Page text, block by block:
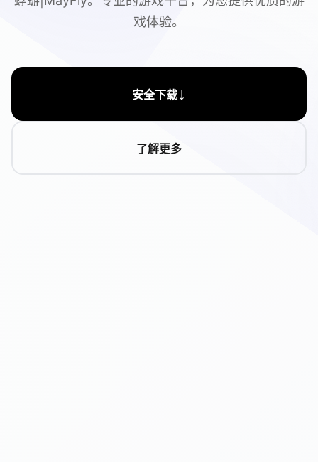
戏体验。
安全下载↓
了解更多